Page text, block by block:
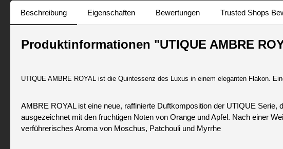
Beschreibung Eigenschaften Bewertungen Trusted Shops
Produktinformationen "UTIQUE AMBRE
UTIQUE AMBRE ROYAL ist die Quintessenz des Luxus in einem eleganten Flakon.
AMBRE ROYAL ist eine neue, raffinierte Duftkomposition der UTIQUE
ausgezeichnet mit den fruchtigen Noten von Orange und Apfel. Nach einer
verführerisches Aroma von Moschus, Patchouli und Myrrhe